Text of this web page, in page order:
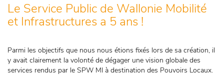
Le Service Public de Wallonie Mobilité
et Infrastructures a 5 ans !
Parmi les objectifs que nous nous étions fixés lors de sa création, il
y avait clairement la volonté de dégager une vision globale des
services rendus par le SPW MI à destination des Pouvoirs Locaux.